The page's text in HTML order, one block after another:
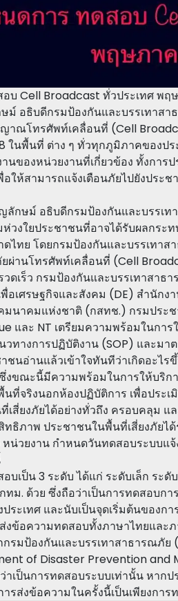
บ Cell Broadcast ทั่วประเทศ พฤ
อธิบดีกรมป้องกันและบรรเทาสา
าณโทรศัพท์เคลื่อนที่ (Cell
ในพื้นที่ ต่าง ๆ ทั่วทุกภูมิภาคของป
นของหน่วยงานที่เกี่ยวข้อง ทั้งกา
อให้สามารถแจ้งเตือนภัยไปยังประ
กษม์ อธิบดีกรมป้องกันและบรรเท
วงใยประชาชนที่อาจได้รับผลกร
ดไทย โดยกรมป้องกันและบรรเทา
ผ่านโทรศัพท์เคลื่อนที่ (Cell
ดเร็ว กรมป้องกันและบรรเทาสา
อเศรษฐกิจและสังคม (DE) สำนัก
มนาคมแห่งชาติ (กสทช.) กรมประ
และ NT เตรียมความพร้อมในกา
ทางการปฏิบัติงาน (SOP) และม
าชนอ่านแล้วเข้าใจทันทีว่าเกิดอะไ
ขณะนี้มีความพร้อมในการให้บริก
ที่จริงนอกห้องปฏิบัติการ เพื่อประ
สี่ยงภัยได้อย่างทั่วถึง ครอบคลุม แ
ธิภาพ ประชาชนในพื้นที่เสี่ยงภัยไ
น่วยงาน กำหนดวันทดสอบระบบแ
บเป็น 3 ระดับ ได้แก่ ระดับเล็ก ร
ทม. ด้วย ซึ่งถือว่าเป็นการทดสอบก
ระเทศ และนับเป็นจุดเริ่มต้นของ
งข้อความทดสอบทั้งภาษาไทยและ
รมป้องกันและบรรเทาสาธารณภั
of Disaster Prevention and
าเป็นการทดสอบระบบเท่านั้น หาก
ารส่งข้อความในครั้งนี้เป็นเพียงกา